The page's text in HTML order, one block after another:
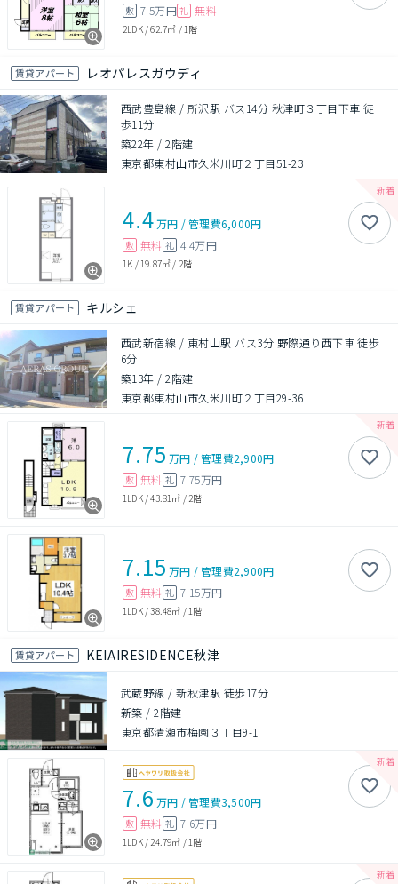
敷 7.5万円 礼 無料
2LDK/62.7㎡ / 1階
賃貸アパート レオパレスガウディ
西武豊島線 / 所沢駅 バス14分 秋津町３丁目下車 徒
歩11分
築22年 /2階建
東京都東村山市久米川町２丁目51-23
4.4万円 /管理費6,000円
敷 無料 礼 4.4万円
1K / 19.87㎡ / 2階
賃貸アパート キルシェ
西武新宿線 / 東村山駅 バス3分 野際通り西下車 徒歩
6分
築13年 /2階建
東京都東村山市久米川町２丁目29-36
7.75 万円 /管理費2,900円
敷 無料 礼 7.75万円
1LDK/43.81㎡ / 2階
7.15 万円 /管理費2,900円
敷 無料 礼 7.15万円
1LDK/38.48㎡ / 1階
賃貸アパート KEIAIRESIDENCE秋津
武蔵野線 / 新秋津駅 徒歩17分
新築 /2階建
東京都清瀬市梅園３丁目9-1
7.6 万円 /管理費3,500円
敷 無料 礼 7.6万円
1LDK/24.79㎡ /1階